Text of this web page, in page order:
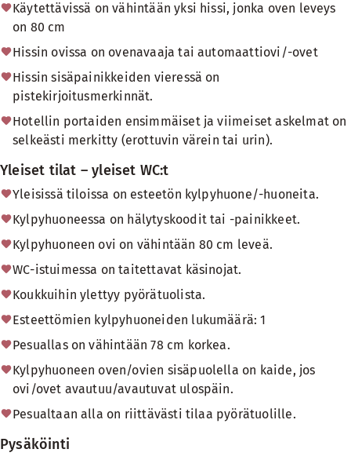
Käytettävissä on vähintään yksi hissi, jonka oven leveys
on 80 cm
Hissin ovissa on ovenavaaja tai automaattiovi/-ovet
Hissin sisäpainikkeiden vieressä on
pistekirjoitusmerkinnät.
Hotellin portaiden ensimmäiset ja viimeiset askelmat on
selkeästi merkitty (erottuvin värein tai urin).
Yleiset tilat – yleiset WC:t
Yleisissä tiloissa on esteetön kylpyhuone/-huoneita.
Kylpyhuoneessa on hälytyskoodit tai -painikkeet.
Kylpyhuoneen ovi on vähintään 80 cm leveä.
WC-istuimessa on taitettavat käsinojat.
Koukkuihin ylettyy pyörätuolista.
Esteettömien kylpyhuoneiden lukumäärä: 1
Pesuallas on vähintään 78 cm korkea.
Kylpyhuoneen oven/ovien sisäpuolella on kaide, jos
ovi/ovet avautuu/avautuvat ulospäin.
Pesualtaan alla on riittävästi tilaa pyörätuolille.
Pysäköinti